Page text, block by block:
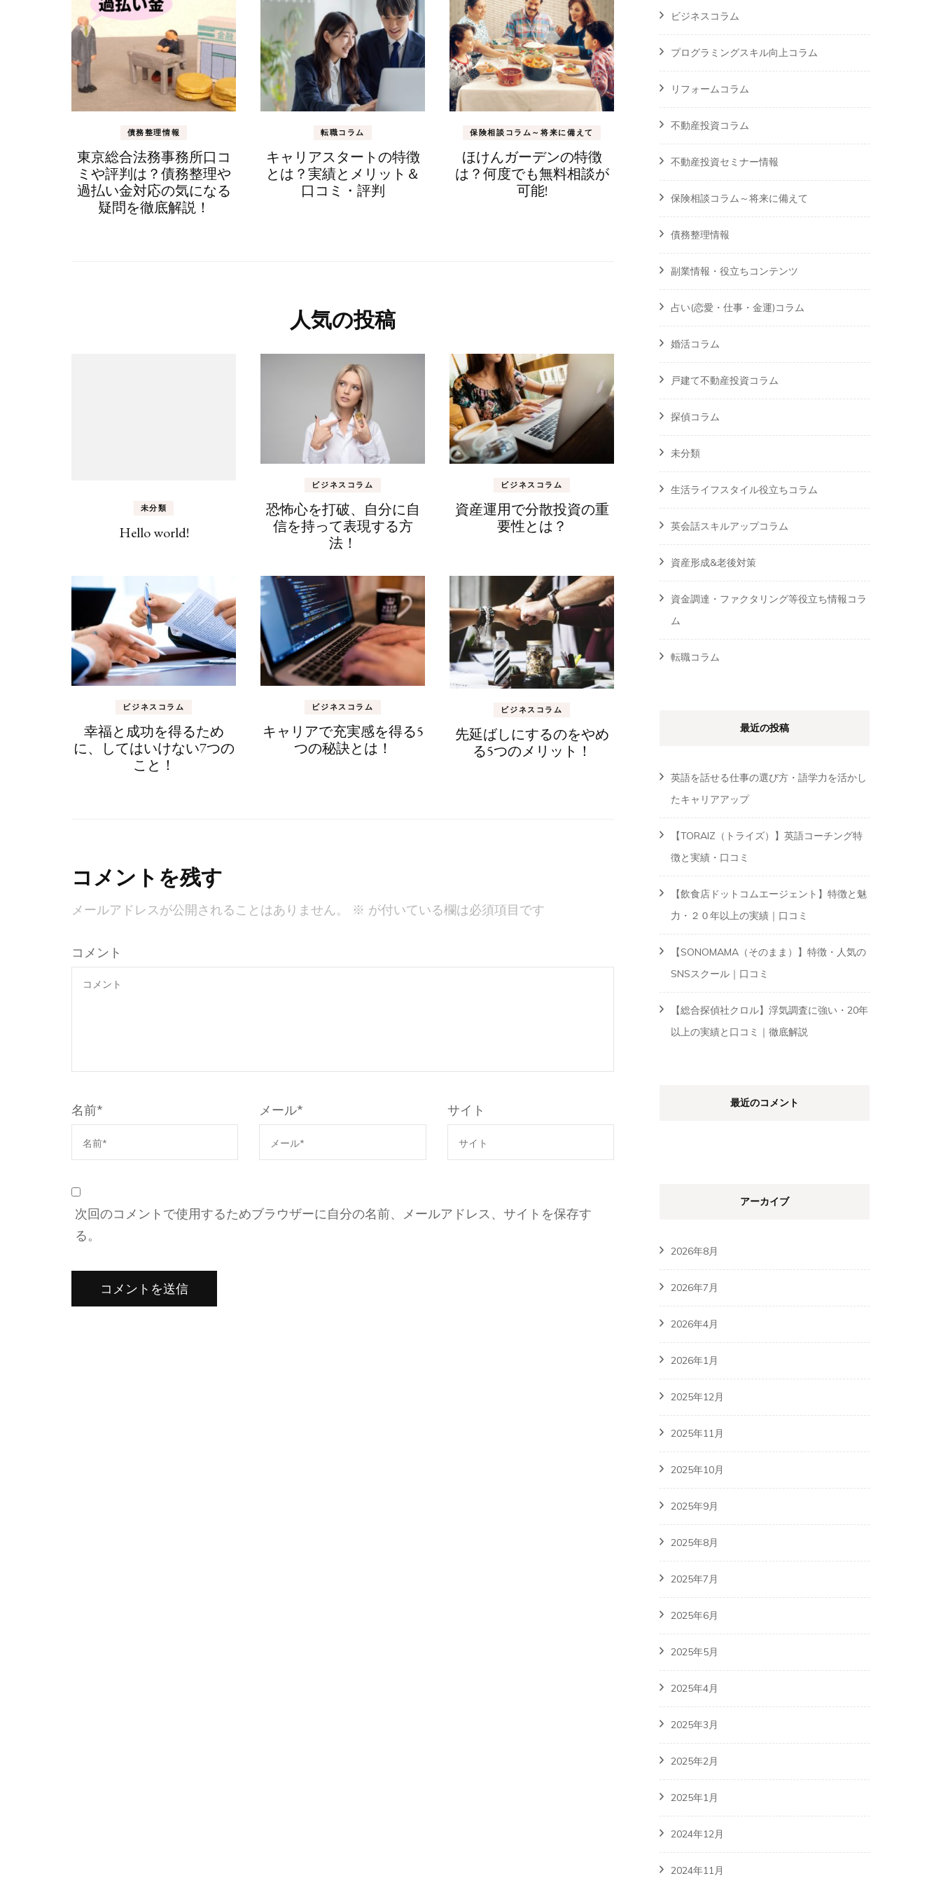
ー
シ
ョ
ン
債務整理情報
東京総合法務事務所口コ
ミや評判は？債務整理や
過払い金対応の気になる
疑問を徹底解説！
転職コラム
キャリアスタートの特徴
とは？実績とメリット＆
口コミ・評判
保険相談コラム～将来に備えて
ほけんガーデンの特徴
は？何度でも無料相談が
可能!
人気の投稿
未分類
Hello world!
ビジネスコラム
恐怖心を打破、自分に自
信を持って表現する方
法！
ビジネスコラム
資産運用で分散投資の重
要性とは？
ビジネスコラム
幸福と成功を得るため
に、してはいけない7つの
こと！
ビジネスコラム
キャリアで充実感を得る5
つの秘訣とは！
ビジネスコラム
先延ばしにするのをやめ
る5つのメリット！
コメントを残す
メールアドレスが公開されることはありません。 ※ が付いている欄は必須項目です
コメント
名前* メール* サイト
次回のコメントで使用するためブラウザーに自分の名前、メールアドレス、サイトを保存す
る。
ビジネスコラム
プログラミングスキル向上コラム
リフォームコラム
不動産投資コラム
不動産投資セミナー情報
保険相談コラム～将来に備えて
債務整理情報
副業情報・役立ちコンテンツ
占い(恋愛・仕事・金運)コラム
婚活コラム
戸建て不動産投資コラム
探偵コラム
未分類
生活ライフスタイル役立ちコラム
英会話スキルアップコラム
資産形成&老後対策
資金調達・ファクタリング等役立ち情報コラ
ム
転職コラム
最近の投稿
英語を話せる仕事の選び方・語学力を活かし
たキャリアアップ
【TORAIZ（トライズ）】英語コーチング特
徴と実績・口コミ
【飲食店ドットコムエージェント】特徴と魅
力・２０年以上の実績｜口コミ
【SONOMAMA（そのまま）】特徴・人気の
SNSスクール｜口コミ
【総合探偵社クロル】浮気調査に強い・20年
以上の実績と口コミ｜徹底解説
最近のコメント
アーカイブ
2026年8月
2026年7月
2026年4月
2026年1月
2025年12月
2025年11月
2025年10月
2025年9月
2025年8月
2025年7月
2025年6月
2025年5月
2025年4月
2025年3月
2025年2月
2025年1月
2024年12月
2024年11月